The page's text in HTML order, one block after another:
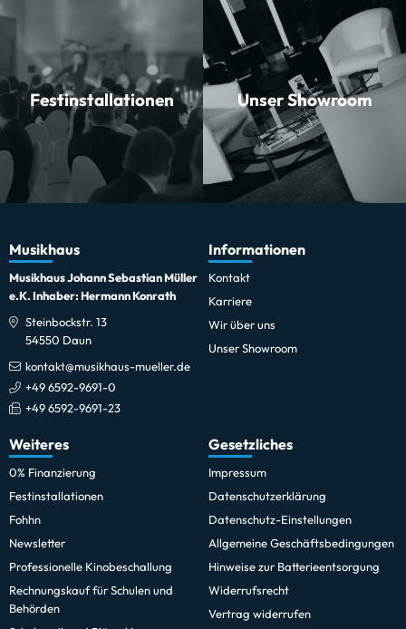
Festinstallationen Unser Showroom
Musikhaus
Musikhaus Johann Sebastian Müller
e.K. Inhaber: Hermann Konrath
Steinbockstr. 13
54550 Daun
kontakt@musikhaus-mueller.de
+49 6592-9691-0
+49 6592-9691-23
Informationen
Kontakt
Karriere
Wir über uns
Unser Showroom
Weiteres
0% Finanzierung
Festinstallationen
Fohhn
Newsletter
Professionelle Kinobeschallung
Rechnungskauf für Schulen und
Behörden
Gesetzliches
Impressum
Datenschutzerklärung
Datenschutz-Einstellungen
Allgemeine Geschäftsbedingungen
Hinweise zur Batterieentsorgung
Widerrufsrecht
Vertrag widerrufen